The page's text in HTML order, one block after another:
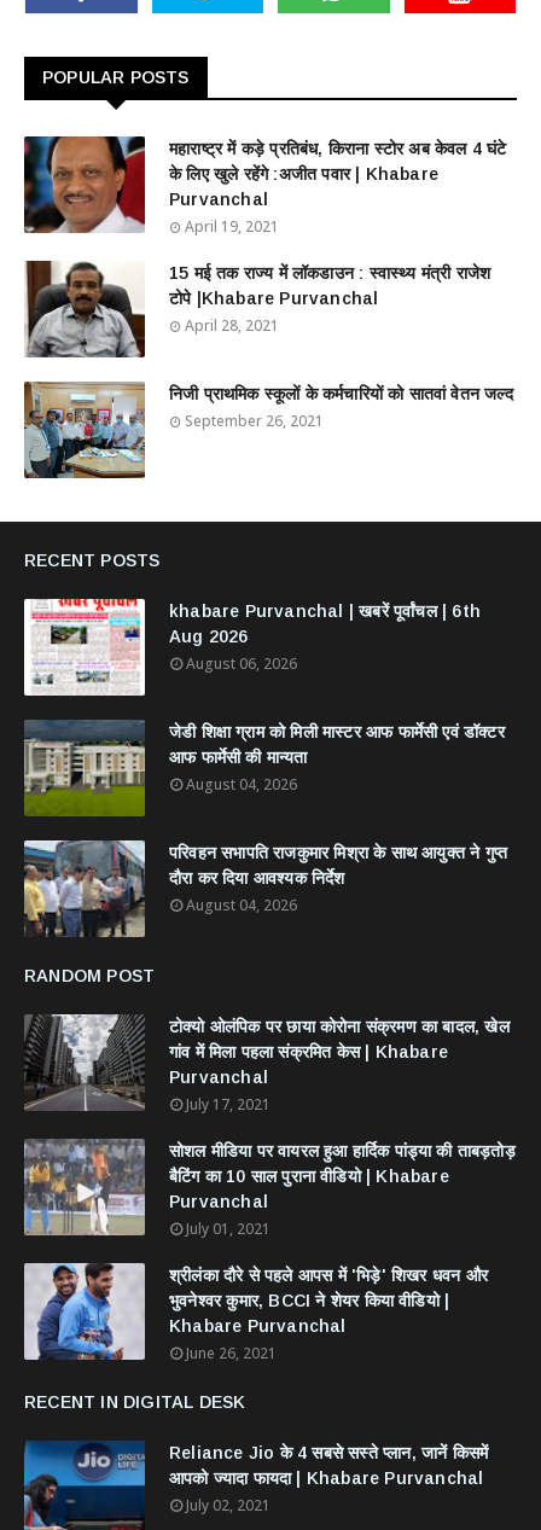
POPULAR POSTS
महाराष्ट्र में कड़े प्रतिबंध, किराना स्टोर अब केवल 4 घंटे
के लिए खुले रहेंगे :अजीत पवार | Khabare
Purvanchal
April 19, 2021
15 मई तक राज्य में लॉकडाउन : स्वास्थ्य मंत्री राजेश
टोपे |Khabare Purvanchal
April 28, 2021
निजी प्राथमिक स्कूलों के कर्मचारियों को सातवां वेतन जल्द
September 26, 2021
RECENT POSTS
khabare Purvanchal | खबरें पूर्वांचल | 6th
Aug 2026
August 06, 2026
जेडी शिक्षा ग्राम को मिली मास्टर आफ फार्मेसी एवं डॉक्टर
आफ फार्मेसी की मान्यता
August 04, 2026
परिवहन सभापति राजकुमार मिश्रा के साथ आयुक्त ने गुप्त
दौरा कर दिया आवश्यक निर्देश
August 04, 2026
RANDOM POST
टोक्यो ओलंपिक पर छाया कोरोना संक्रमण का बादल, खेल
गांव में मिला पहला संक्रमित केस | Khabare
Purvanchal
July 17, 2021
सोशल मीडिया पर वायरल हुआ हार्दिक पांड्या की ताबड़तोड़
बैटिंग का 10 साल पुराना वीडियो | Khabare
Purvanchal
July 01, 2021
श्रीलंका दौरे से पहले आपस में 'भिड़े' शिखर धवन और
भुवनेश्वर कुमार, BCCI ने शेयर किया वीडियो |
Khabare Purvanchal
June 26, 2021
RECENT IN DIGITAL DESK
Reliance Jio के 4 सबसे सस्ते प्लान, जानें किसमें
आपको ज्यादा फायदा | Khabare Purvanchal
July 02, 2021